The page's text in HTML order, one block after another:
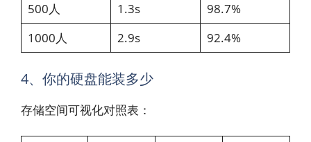
500人
1.3s
98.7%
1000人
2.9s 92.4%
4、你的硬盘能装多少
存储空间可视化对照表：